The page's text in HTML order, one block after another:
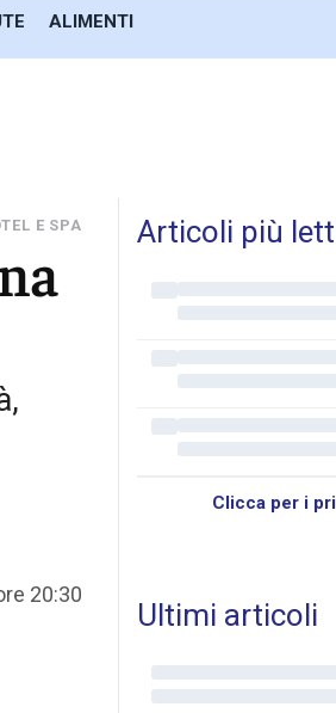
ALIMENTI
E SPA
20:30
Articoli più
Clicca per i
Ultimi articoli